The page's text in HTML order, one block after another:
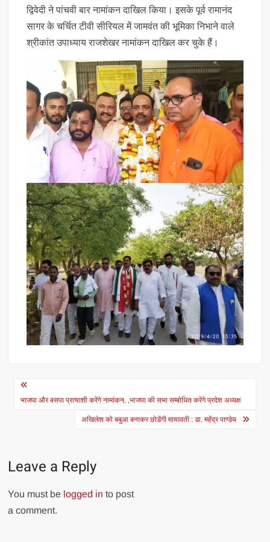
द्विवेदी ने पांचवी बार नामांकन दाखिल किया। इसके पूर्व रामानंद
सागर के चर्चित टीवी सीरियल में जामवंत की भूमिका निभाने वाले
श्रीकांत उपाध्याय राजशेखर नामांकन दाखिल कर चुके हैं।
Post
navigation
भाजपा और बसपा प्रत्याशी करेंगे नामांकन, ,भाजपा की सभा सम्बोधित करेंगे प्रदेश अध्यक्ष
अखिलेश को बबुआ बनाकर छोडेंगी मायावती : डा. महेंद्र पाण्डेय
Leave a Reply
You must be logged in to post
a comment.